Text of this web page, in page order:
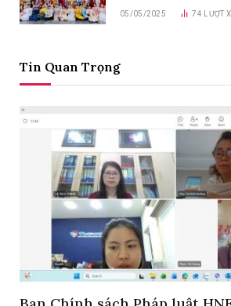
05/05/2025 74 LƯỢT
Tin Quan Trọng